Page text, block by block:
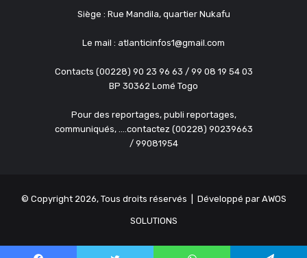
Siège : Rue Mandila, quartier Nukafu
Le mail : atlanticinfos1@gmail.com
Contacts (00228) 90 23 96 63 / 99 08 19 54 03
BP 30362 Lomé Togo
Pour des reportages, publi reportages,
communiqués, ....contactez (00228) 90239663
/ 99081954
© Copyright 2026, Tous droits réservés | Développé par AWOS
SOLUTIONS